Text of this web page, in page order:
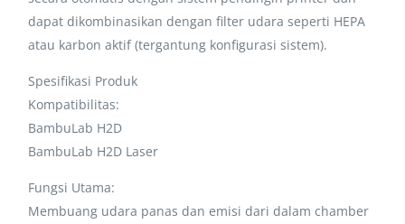
dapat dikombinasikan dengan filter udara seperti HEPA
atau karbon aktif (tergantung konfigurasi sistem).
Spesifikasi Produk
Kompatibilitas:
BambuLab H2D
BambuLab H2D Laser
Fungsi Utama:
Membuang udara panas dan emisi dari dalam chamber